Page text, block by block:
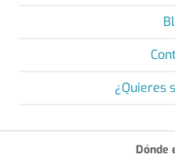
¿Quieres
Dónde